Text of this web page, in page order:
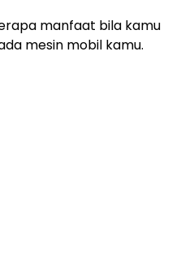
manfaat bila kamu
mesin mobil kamu.